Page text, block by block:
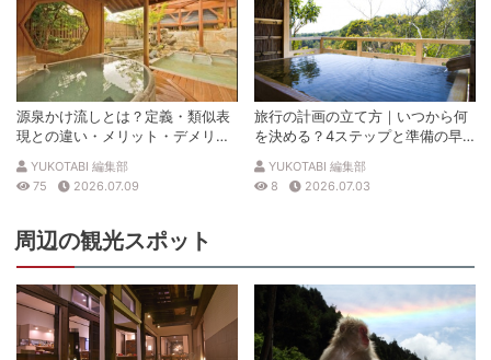
源泉かけ流しとは？定義・類似表
現との違い・メリット・デメリッ
トを解説
YUKOTABI 編集部
75
2026.07.09
旅行の計画の立て方｜いつから何
を決める？4ステップと準備の早
見表
YUKOTABI 編集部
8
2026.07.03
周辺の観光スポット